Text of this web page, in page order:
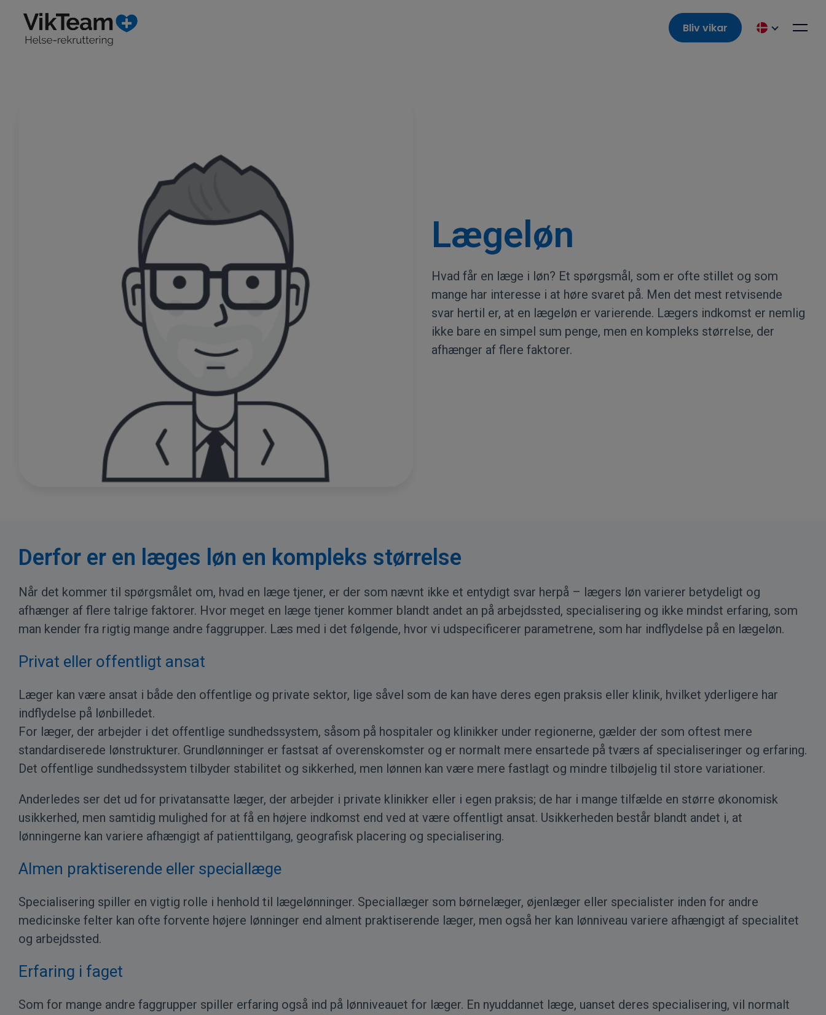
Bliv vikar
Lægeløn
Hvad får en læge i løn? Et spørgsmål, som er ofte stillet og som
mange har interesse i at høre svaret på. Men det mest retvisende
svar hertil er, at en lægeløn er varierende. Lægers indkomst er nemlig
ikke bare en simpel sum penge, men en kompleks størrelse, der
afhænger af flere faktorer.
Derfor er en læges løn en kompleks størrelse
Når det kommer til spørgsmålet om, hvad en læge tjener, er der som nævnt ikke et entydigt svar herpå – lægers løn varierer betydeligt og
afhænger af flere talrige faktorer. Hvor meget en læge tjener kommer blandt andet an på arbejdssted, specialisering og ikke mindst erfaring, som
man kender fra rigtig mange andre faggrupper. Læs med i det følgende, hvor vi udspecificerer parametrene, som har indflydelse på en lægeløn.
Privat eller offentligt ansat
Læger kan være ansat i både den offentlige og private sektor, lige såvel som de kan have deres egen praksis eller klinik, hvilket yderligere har
indflydelse på lønbilledet.
For læger, der arbejder i det offentlige sundhedssystem, såsom på hospitaler og klinikker under regionerne, gælder der som oftest mere
standardiserede lønstrukturer. Grundlønninger er fastsat af overenskomster og er normalt mere ensartede på tværs af specialiseringer og erfaring.
Det offentlige sundhedssystem tilbyder stabilitet og sikkerhed, men lønnen kan være mere fastlagt og mindre tilbøjelig til store variationer.
Anderledes ser det ud for privatansatte læger, der arbejder i private klinikker eller i egen praksis; de har i mange tilfælde en større økonomisk
usikkerhed, men samtidig mulighed for at få en højere indkomst end ved at være offentligt ansat. Usikkerheden består blandt andet i, at
lønningerne kan variere afhængigt af patienttilgang, geografisk placering og specialisering.
Almen praktiserende eller speciallæge
Specialisering spiller en vigtig rolle i henhold til lægelønninger. Speciallæger som børnelæger, øjenlæger eller specialister inden for andre
medicinske felter kan ofte forvente højere lønninger end alment praktiserende læger, men også her kan lønniveau variere afhængigt af specialitet
og arbejdssted.
Erfaring i faget
Som for mange andre faggrupper spiller erfaring også ind på lønniveauet for læger. En nyuddannet læge, uanset deres specialisering, vil normalt